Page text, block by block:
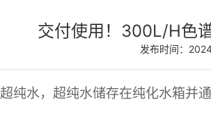
交付使用！300L/H色
发布时间：
超纯水，超纯水储存在纯化水箱并